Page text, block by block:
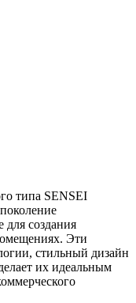
типа SENSEI
для создания
Эти
стильный дизайн
их идеальным